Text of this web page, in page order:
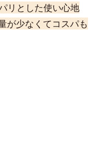
リとした使い心地
が少なくてコスパも